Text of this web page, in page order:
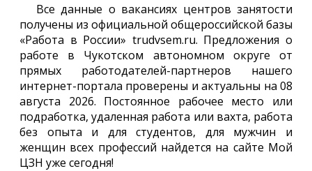
Все данные о вакансиях центров занятости
получены из официальной общероссийской базы
«Работа в России» trudvsem.ru. Предложения о
работе в Чукотском автономном округе от
прямых работодателей-партнеров нашего
интернет-портала проверены и актуальны на 08
августа 2026. Постоянное рабочее место или
подработка, удаленная работа или вахта, работа
без опыта и для студентов, для мужчин и
женщин всех профессий найдется на сайте Мой
ЦЗН уже сегодня!